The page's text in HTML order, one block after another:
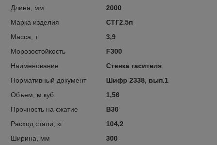
Длина, мм
2000
Марка изделия
СТГ2.5п
Масса, т
3,9
Морозостойкость
F300
Наименование
Стенка гасителя
Нормативный документ
Шифр 2338, вып.1
Объем, м.куб.
1,56
Прочность на сжатие
B30
Расход стали, кг
104,2
Ширина, мм
300